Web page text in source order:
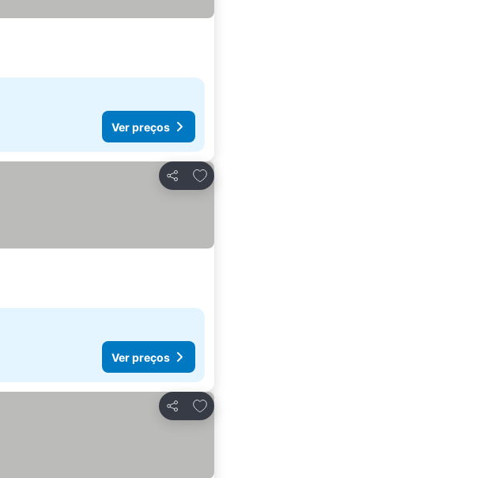
Ver preços
Partilhar
Adicionar aos favoritos
Ver preços
Partilhar
Adicionar aos favoritos